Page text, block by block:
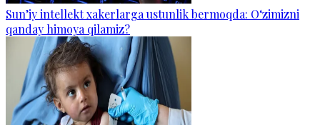
Sun’iy intellekt xakerlarga ustunlik bermoqda: O‘zimizni
qanday himoya qilamiz?